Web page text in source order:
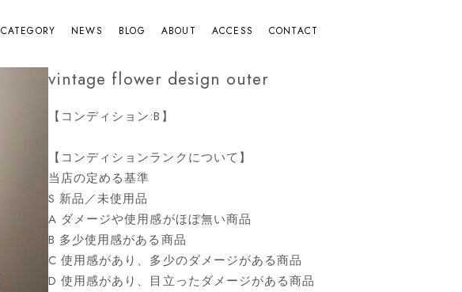
CATEGORY NEWS BLOG ABOUT ACCESS CONTACT
vintage flower design outer
【コンディション:B】
【コンディションランクについて】
当店の定める基準
S 新品／未使用品
A ダメージや使用感がほぼ無い商品
B 多少使用感がある商品
C 使用感があり、多少のダメージがある商品
D 使用感があり、目立ったダメージがある商品